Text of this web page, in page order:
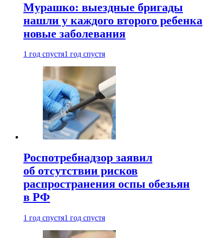
Мурашко: выездные бригады
нашли у каждого второго ребенка
новые заболевания
1 год спустя1 год спустя
Роспотребнадзор заявил
об отсутствии рисков
распространения оспы обезьян
в РФ
1 год спустя1 год спустя